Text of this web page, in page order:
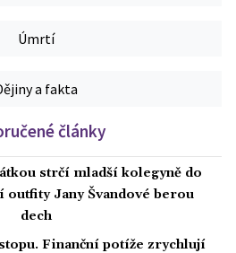
Úmrtí
a fakta
články
strčí mladší kolegyně do
outfity Jany Švandové berou
dech
stopu. Finanční potíže zrychlují